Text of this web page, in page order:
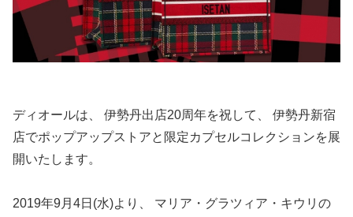
ディオールは、 伊勢丹出店20周年を祝して、 伊勢丹新宿
店でポップアップストアと限定カプセルコレクションを展
開いたします。
2019年9月4日(水)より、 マリア・グラツィア・キウリの